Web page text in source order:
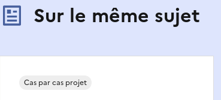
Sur le même sujet
Cas par cas projet